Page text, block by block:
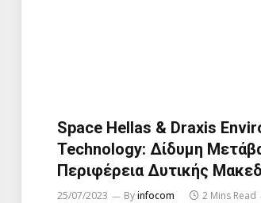
Space Hellas & Draxis
Technology: Δίδυμη
Περιφέρεια Δυτικής
25/07/2023 Byinfocom 2 Mins Read